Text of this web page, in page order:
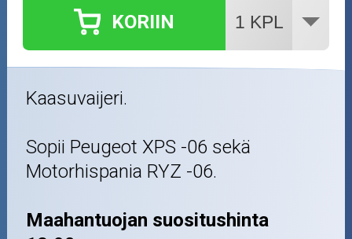
KORIIN
Kaasuvaijeri.
Sopii Peugeot XPS -06 sekä
Motorhispania RYZ -06.
Maahantuojan suositushinta